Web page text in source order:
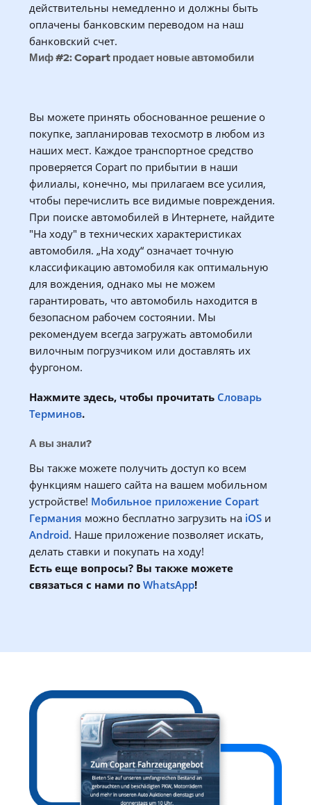
действительны немедленно и должны быть
оплачены банковским переводом на наш
банковский счет.
Миф #2: Copart продает новые автомобили
Вы можете принять обоснованное решение о
покупке, запланировав техосмотр в любом из
наших мест. Каждое транспортное средство
проверяется Copart по прибытии в наши
филиалы, конечно, мы прилагаем все усилия,
чтобы перечислить все видимые повреждения.
При поиске автомобилей в Интернете, найдите
"На ходу" в технических характеристиках
автомобиля. „На ходу“ означает точную
классификацию автомобиля как оптимальную
для вождения, однако мы не можем
гарантировать, что автомобиль находится в
безопасном рабочем состоянии. Мы
рекомендуем всегда загружать автомобили
вилочным погрузчиком или доставлять их
фургоном.
Нажмите здесь, чтобы прочитать Словарь
Терминов.
А вы знали?
Вы также можете получить доступ ко всем
функциям нашего сайта на вашем мобильном
устройстве! Мобильное приложение Copart
Германия можно бесплатно загрузить на iOSи
Android. Наше приложение позволяет искать,
делать ставки и покупать на ходу!
Есть еще вопросы? Вы также можете
связаться с нами по WhatsApp!